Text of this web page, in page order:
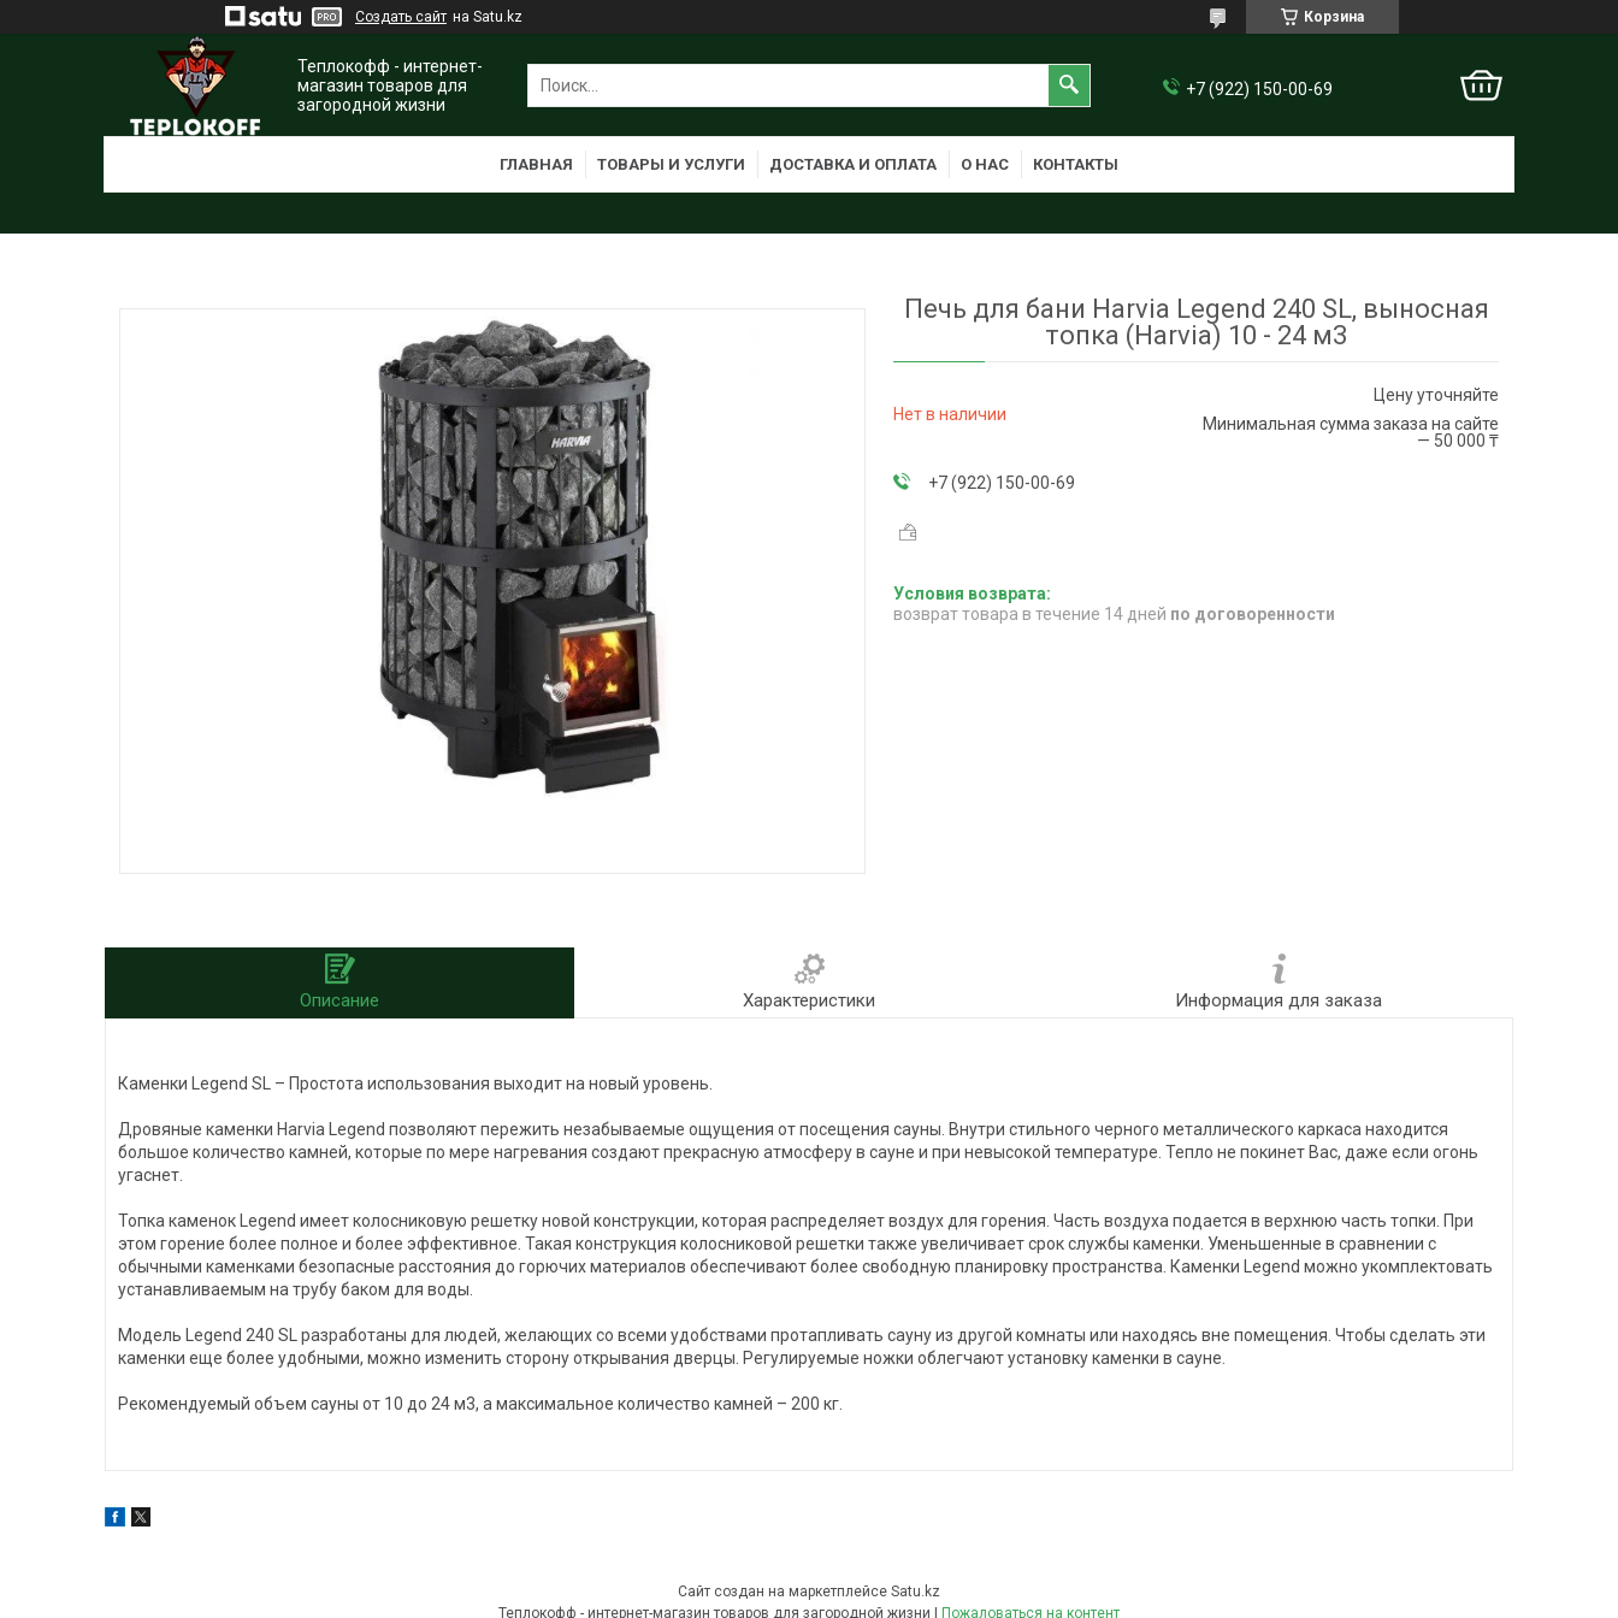
Создать сайт на Satu.kz Корзина
Теплокофф - интернет-
магазин товаров для
загородной жизни
+7 (922) 150-00-69
ГЛАВНАЯ ТОВАРЫ И УСЛУГИ ДОСТАВКА И ОПЛАТА О НАС КОНТАКТЫ
Печь для бани Harvia Legend 240 SL, выносная
топка (Harvia) 10 - 24 м3
Нет в наличии
Цену уточняйте
Минимальная сумма заказа на сайте
— 50 000 ₸
+7 (922) 150-00-69
возврат товара в течение 14 дней по договоренности
Описание Характеристики Информация для заказа
Каменки Legend SL – Простота использования выходит на новый уровень.
Дровяные каменки Harvia Legend позволяют пережить незабываемые ощущения от посещения сауны. Внутри стильного черного металлического каркаса находится
большое количество камней, которые по мере нагревания создают прекрасную атмосферу в сауне и при невысокой температуре. Тепло не покинет Вас, даже если огонь
угаснет.
Топка каменок Legend имеет колосниковую решетку новой конструкции, которая распределяет воздух для горения. Часть воздуха подается в верхнюю часть топки. При
этом горение более полное и более эффективное. Такая конструкция колосниковой решетки также увеличивает срок службы каменки. Уменьшенные в сравнении с
обычными каменками безопасные расстояния до горючих материалов обеспечивают более свободную планировку пространства. Каменки Legend можно укомплектовать
устанавливаемым на трубу баком для воды.
Модель Legend 240 SL разработаны для людей, желающих со всеми удобствами протапливать сауну из другой комнаты или находясь вне помещения. Чтобы сделать эти
каменки еще более удобными, можно изменить сторону открывания дверцы. Регулируемые ножки облегчают установку каменки в сауне.
Рекомендуемый объем сауны от 10 до 24 м3, а максимальное количество камней – 200 кг.
Сайт создан на маркетплейсе Satu.kz
Пожаловаться на контент